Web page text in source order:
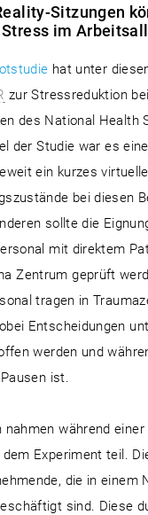
Sitzungen
Stress im
hat unter
zur Stressreduktion
des National Health
der Studie war es
ein kurzes
bei diesen
sollte die
mit direktem
Zentrum geprüft
tragen in
Entscheidungen
werden und
ist.
nahmen während
Experiment teil.
die in einem
sind. Diese